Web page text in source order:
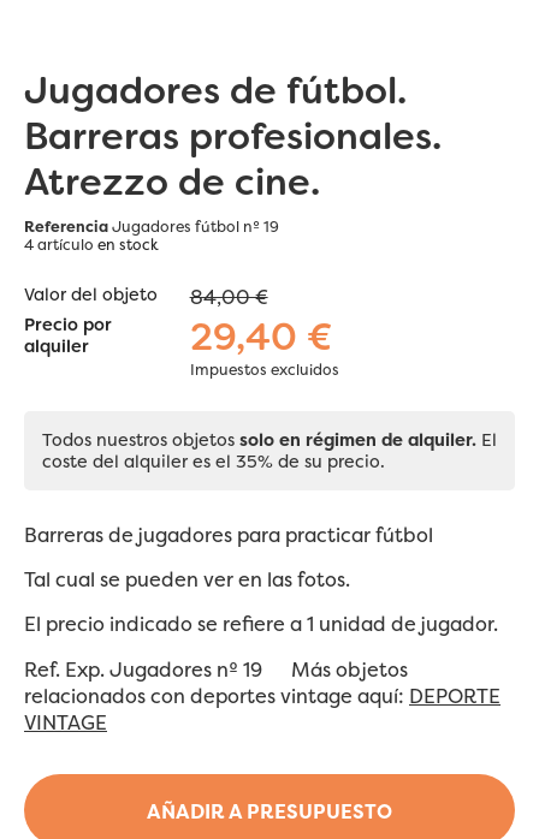
Jugadores de fútbol.
Barreras profesionales.
Atrezzo de cine.
ReferenciaJugadores fútbol nº 19
4 artículo en stock
AÑADIR A PRESUPUESTO
Valor del objeto 84,00 €
Precio por
alquiler
29,40 €
Impuestos excluidos
Todos nuestros objetos solo en régimen de alquiler. El
coste del alquiler es el 35% de su precio.
Barreras de jugadores para practicar fútbol
Tal cual se pueden ver en las fotos.
El precio indicado se refiere a 1 unidad de jugador.
Ref. Exp. Jugadores nº 19 Más objetos
relacionados con deportes vintage aquí: DEPORTE
VINTAGE